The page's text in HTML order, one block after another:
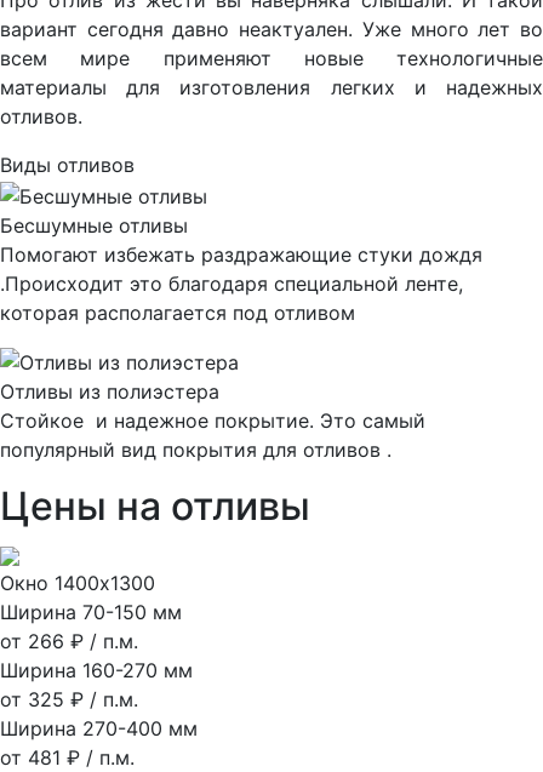
вариант сегодня давно неактуален. Уже много лет во
всем мире применяют новые технологичные
материалы для изготовления легких и надежных
отливов.
Виды отливов
Бесшумные отливы
Помогают избежать раздражающие стуки дождя
.Происходит это благодаря специальной ленте,
которая располагается под отливом
Отливы из полиэстера
Стойкое и надежное покрытие. Это самый
популярный вид покрытия для отливов .
Цены на отливы
Окно 1400х1300
Ширина 70-150 мм
от 266 ₽ / п.м.
Ширина 160-270 мм
от 325 ₽ / п.м.
Ширина 270-400 мм
от 481 ₽ / п.м.